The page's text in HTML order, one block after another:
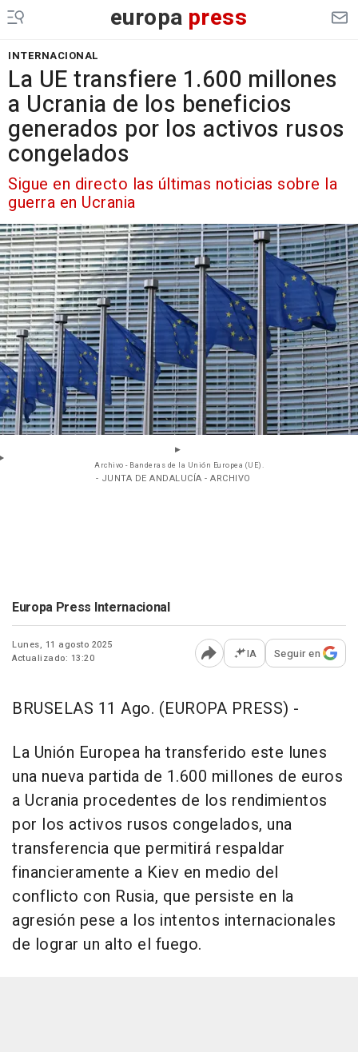
europa press
INTERNACIONAL
La UE transfiere 1.600 millones
a Ucrania de los beneficios
generados por los activos rusos
congelados
Sigue en directo las últimas noticias sobre la
guerra en Ucrania
Archivo - Banderas de la Unión Europea (UE).
- JUNTA DE ANDALUCÍA - ARCHIVO
Europa Press Internacional
Lunes, 11 agosto 2025
Actualizado: 13:20
Abrir opciones para
IA Seguir en
BRUSELAS 11 Ago. (EUROPA PRESS) -
La Unión Europea ha transferido este lunes
una nueva partida de 1.600 millones de euros
a Ucrania procedentes de los rendimientos
por los activos rusos congelados, una
transferencia que permitirá respaldar
financieramente a Kiev en medio del
conflicto con Rusia, que persiste en la
agresión pese a los intentos internacionales
de lograr un alto el fuego.